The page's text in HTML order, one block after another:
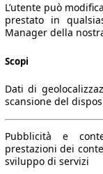
L’utente può
prestato in
Manager della
Scopi
Dati di
scansione del
Pubblicità e
prestazioni dei
sviluppo di servizi